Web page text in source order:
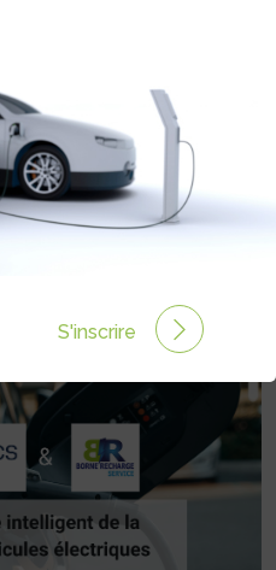
RECHARGE
POUR LE
DE LA
2025 à 13:30
S'inscrire